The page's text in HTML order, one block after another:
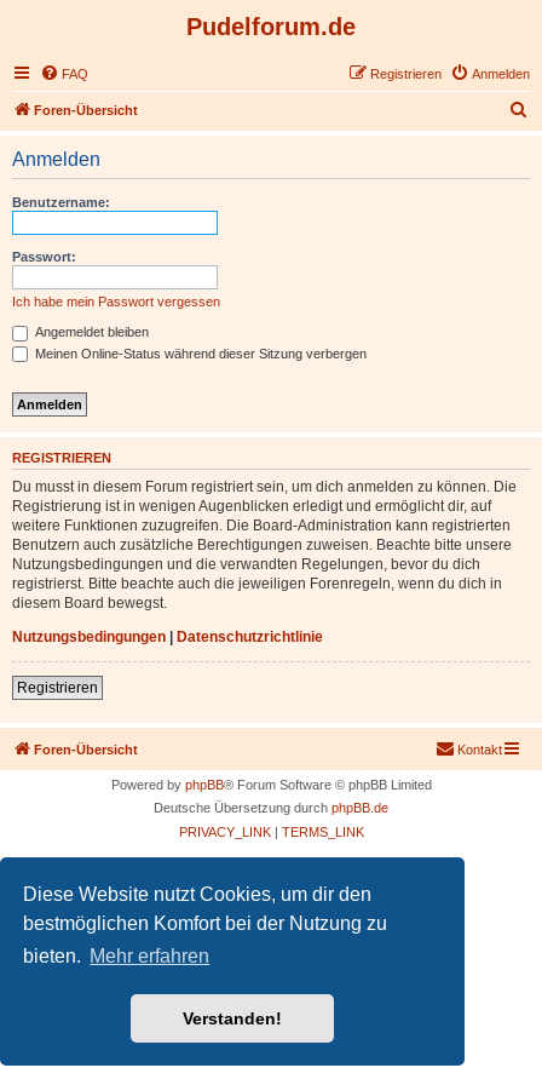
Diese Website nutzt Cookies, um dir den
bestmöglichen Komfort bei der Nutzung zu
bieten. Mehr erfahren
Verstanden!
Pudelforum.de
FAQ Anmelden
Registrieren
Foren-Übersicht
u
Anmelden
Benutzername:
Passwort:
Ich habe mein Passwort vergessen
Angemeldet bleiben
Meinen Online-Status während dieser Sitzung verbergen
REGISTRIEREN
Du musst in diesem Forum registriert sein, um dich anmelden zu können. Die
Registrierung ist in wenigen Augenblicken erledigt und ermöglicht dir, auf
weitere Funktionen zuzugreifen. Die Board-Administration kann registrierten
Benutzern auch zusätzliche Berechtigungen zuweisen. Beachte bitte unsere
Nutzungsbedingungen und die verwandten Regelungen, bevor du dich
registrierst. Bitte beachte auch die jeweiligen Forenregeln, wenn du dich in
diesem Board bewegst.
Nutzungsbedingungen | Datenschutzrichtlinie
Registrieren
Foren-Übersicht Kontakt
Powered by phpBB® Forum Software © phpBB Limited
Deutsche Übersetzung durch phpBB.de
PRIVACY_LINK| TERMS_LINK